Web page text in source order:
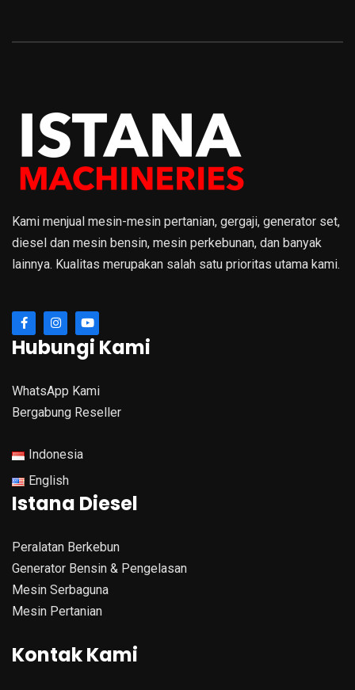
Kami menjual mesin-mesin pertanian, gergaji, generator set,
diesel dan mesin bensin, mesin perkebunan, dan banyak
lainnya. Kualitas merupakan salah satu prioritas utama kami.
Hubungi Kami
WhatsApp Kami
Bergabung Reseller
Indonesia
English
Istana Diesel
Peralatan Berkebun
Generator Bensin & Pengelasan
Mesin Serbaguna
Mesin Pertanian
Kontak Kami